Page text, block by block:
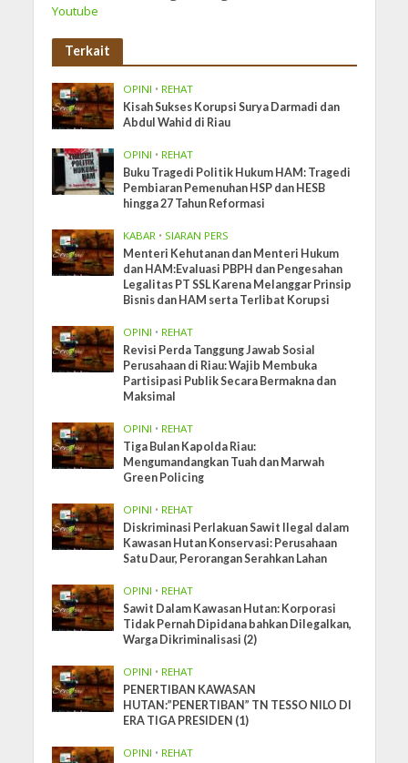
Youtube
Terkait
OPINI • REHAT
Kisah Sukses Korupsi Surya Darmadi dan
Abdul Wahid di Riau
OPINI • REHAT
Buku Tragedi Politik Hukum HAM: Tragedi
Pembiaran Pemenuhan HSP dan HESB
hingga 27 Tahun Reformasi
KABAR • SIARAN PERS
Menteri Kehutanan dan Menteri Hukum
dan HAM:Evaluasi PBPH dan Pengesahan
Legalitas PT SSL Karena Melanggar Prinsip
Bisnis dan HAM serta Terlibat Korupsi
OPINI • REHAT
Revisi Perda Tanggung Jawab Sosial
Perusahaan di Riau: Wajib Membuka
Partisipasi Publik Secara Bermakna dan
Maksimal
OPINI • REHAT
Tiga Bulan Kapolda Riau:
Mengumandangkan Tuah dan Marwah
Green Policing
OPINI • REHAT
Diskriminasi Perlakuan Sawit Ilegal dalam
Kawasan Hutan Konservasi: Perusahaan
Satu Daur, Perorangan Serahkan Lahan
OPINI • REHAT
Sawit Dalam Kawasan Hutan: Korporasi
Tidak Pernah Dipidana bahkan Dilegalkan,
Warga Dikriminalisasi (2)
OPINI • REHAT
PENERTIBAN KAWASAN
HUTAN:”PENERTIBAN” TN TESSO NILO DI
ERA TIGA PRESIDEN (1)
OPINI • REHAT